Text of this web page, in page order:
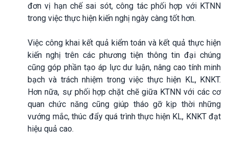
đơn vị hạn chế sai sót, công tác phối hợp với KTNN
trong việc thực hiện kiến nghị ngày càng tốt hơn.
Việc công khai kết quả kiểm toán và kết quả thực hiện
kiến nghị trên các phương tiện thông tin đại chúng
cũng góp phần tạo áp lực dư luận, nâng cao tính minh
bạch và trách nhiệm trong việc thực hiện KL, KNKT.
Hơn nữa, sự phối hợp chặt chẽ giữa KTNN với các cơ
quan chức năng cũng giúp tháo gỡ kịp thời những
vướng mắc, thúc đẩy quá trình thực hiện KL, KNKT đạt
hiệu quả cao.